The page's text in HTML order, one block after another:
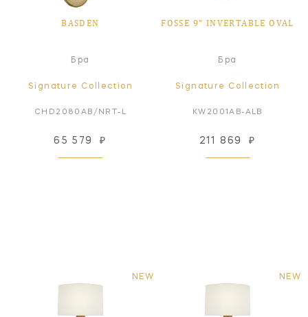
BASDEN
Бра
Signature Collection
CHD2080AB/NRT-L
65 579 ₽
FOSSE 9" INVERTABLE OVAL
Бра
Signature Collection
KW2001AB-ALB
211 869 ₽
NEW NEW